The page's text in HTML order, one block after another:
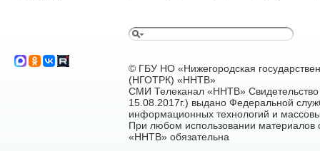
© ГБУ НО «Нижегородская
(НГОТРК) «ННТВ»
СМИ Телеканал «ННТВ»
15.08.2017г.) выдано Федеральной
информационных технологий и
При любом использовании материалов
«ННТВ» обязательна